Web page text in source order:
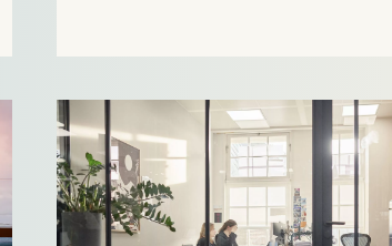
groenfondsen en crowdfunding platforms),